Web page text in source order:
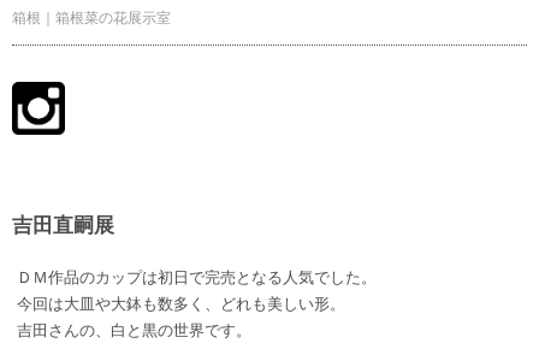
箱根｜箱根菜の花展示室
吉田直嗣展
ＤＭ作品のカップは初日で完売となる人気でした。
今回は大皿や大鉢も数多く、どれも美しい形。
吉田さんの、白と黒の世界です。